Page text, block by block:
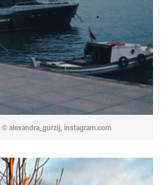
© alexandra_gurzij, instagram.com